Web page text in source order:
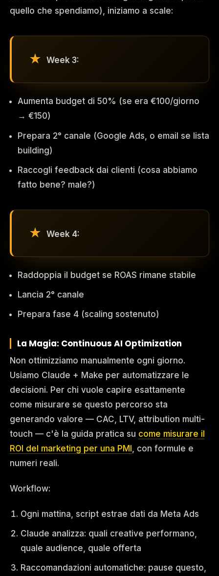
quello che spendiamo), iniziamo a scale:
Week 3:
Aumenta budget di 50% (se era €100/giorno
→ €150)
Prepara 2° canale (Google Ads, o email se lista
building)
Raccogli feedback dai clienti (cosa abbiamo
fatto bene? male?)
Week 4:
Raddoppia il budget se ROAS rimane stabile
Lancia 2° canale
Prepara fase 4 (scaling sostenuto)
La Magia: Continuous AI Optimization
Non ottimizziamo manualmente ogni giorno.
Usiamo Claude + Make per automatizzare le
decisioni. Per chi vuole capire esattamente
come misurare se questo percorso sta
generando valore — CAC, LTV, attribution multi-
touch — c'è la guida pratica su come misurare il
ROI del marketing per una PMI , con formule e
numeri reali.
Workflow:
Ogni mattina, script estrae dati da Meta Ads
Claude analizza: quali creative performano,
quale audience, quale offerta
Raccomandazioni automatiche: pause questo,